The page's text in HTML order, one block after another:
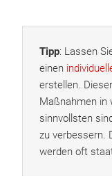
Tipp: Lassen
einen
erstellen.
Maßnahmen in
sinnvollsten
zu verbessern.
werden oft